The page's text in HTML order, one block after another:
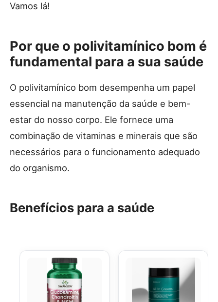
Vamos lá!
Por que o polivitamínico bom é
fundamental para a sua saúde
O polivitamínico bom desempenha um papel
essencial na manutenção da saúde e bem-
estar do nosso corpo. Ele fornece uma
combinação de vitaminas e minerais que são
necessários para o funcionamento adequado
do organismo.
Benefícios para a saúde